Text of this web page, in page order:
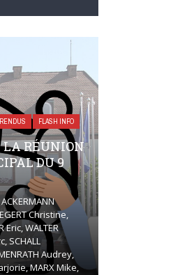
FLASH INFO
LA RÉUNION
DU 9
Christine,
Eric, WALTER
SCHALL
Audrey,
MARX Mike,